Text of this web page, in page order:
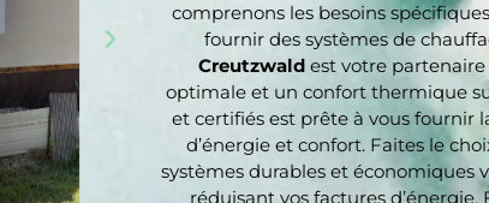
comprenons les besoins
fournir des systèmes de
Creutzwaldest votre
optimale et un confort thermique
et certifiés est prête à vous fournir
d’énergie et confort. Faites le
systèmes durables et
réduisant vos factures